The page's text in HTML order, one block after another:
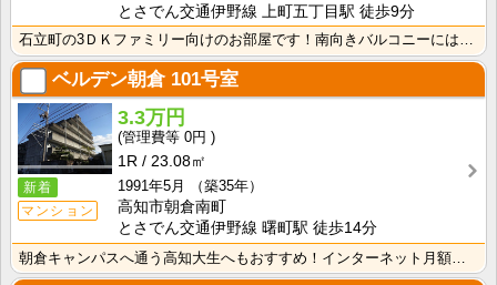
とさでん交通伊野線 上町五丁目駅 徒歩9分
石立町の3ＤＫファミリー向けのお部屋です！南向きバルコニーには洋室とＤＫが面していて採光性・通気性良･･･
ベルデン朝倉101号室
新着
マンション
3.3万円
0円
1R
23.08㎡
1991年5月
（築35年）
高知市朝倉南町
とさでん交通伊野線 曙町駅 徒歩14分